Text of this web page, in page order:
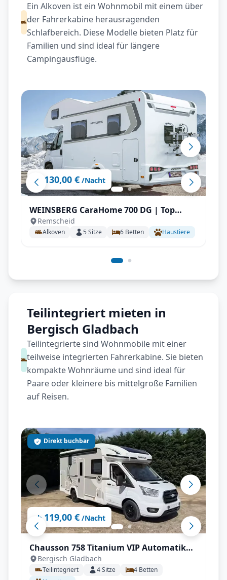
Ein Alkoven ist ein Wohnmobil mit einem über
der Fahrerkabine herausragenden
Schlafbereich. Diese Modelle bieten Platz für
Familien und sind ideal für längere
Campingausflüge.
ab 130,00 € /Nacht
WEINSBERG CaraHome 700 DG | Top
Ausstattung: Klimaanlage, Markise,
Navigation, Rückfahrkamera, uvm.
Remscheid
Alkoven 5Sitze 6 Betten Haustiere
Teilintegriert mieten in
Bergisch Gladbach
Teilintegrierte sind Wohnmobile mit einer
teilweise integrierten Fahrerkabine. Sie bieten
kompakte Wohnräume und sind ideal für
Paare oder kleinere bis mittelgroße Familien
auf Reisen.
ab 119,00 € /Nacht
Direkt buchbar
Chausson 758 Titanium VIP Automatik
mit sehr guter Grundausstattung
Bergisch Gladbach
Teilintegriert 4Sitze 4 Betten